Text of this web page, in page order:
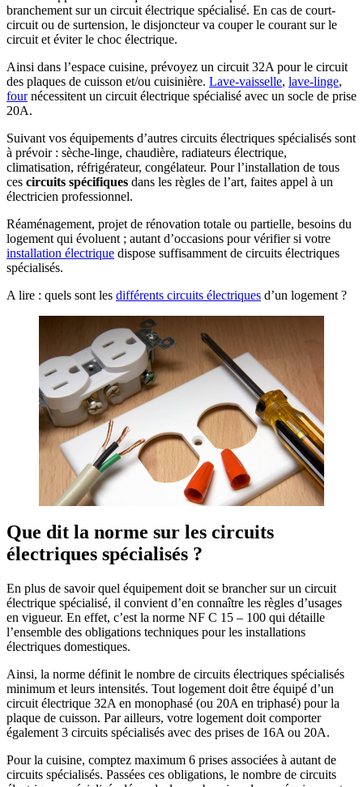
branchement sur un circuit électrique spécialisé. En cas de court-
circuit ou de surtension, le disjoncteur va couper le courant sur le
circuit et éviter le choc électrique.
Ainsi dans l’espace cuisine, prévoyez un circuit 32A pour le circuit
des plaques de cuisson et/ou cuisinière. Lave-vaisselle, lave-linge,
fournécessitent un circuit électrique spécialisé avec un socle de prise
20A.
Suivant vos équipements d’autres circuits électriques spécialisés sont
à prévoir : sèche-linge, chaudière, radiateurs électrique,
climatisation, réfrigérateur, congélateur. Pour l’installation de tous
ces circuits spécifiques dans les règles de l’art, faites appel à un
électricien professionnel.
Réaménagement, projet de rénovation totale ou partielle, besoins du
logement qui évoluent ; autant d’occasions pour vérifier si votre
installation électrique dispose suffisamment de circuits électriques
spécialisés.
A lire : quels sont les différents circuits électriques d’un logement ?
Que dit la norme sur les circuits
électriques spécialisés ?
En plus de savoir quel équipement doit se brancher sur un circuit
électrique spécialisé, il convient d’en connaître les règles d’usages
en vigueur. En effet, c’est la norme NF C 15 – 100 qui détaille
l’ensemble des obligations techniques pour les installations
électriques domestiques.
Ainsi, la norme définit le nombre de circuits électriques spécialisés
minimum et leurs intensités. Tout logement doit être équipé d’un
circuit électrique 32A en monophasé (ou 20A en triphasé) pour la
plaque de cuisson. Par ailleurs, votre logement doit comporter
également 3 circuits spécialisés avec des prises de 16A ou 20A.
Pour la cuisine, comptez maximum 6 prises associées à autant de
circuits spécialisés. Passées ces obligations, le nombre de circuits